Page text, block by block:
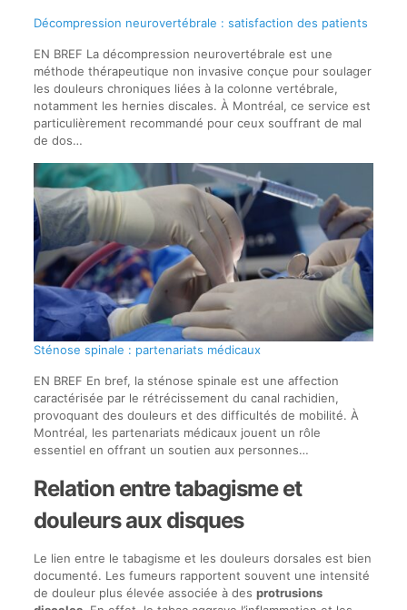
Décompression neurovertébrale : satisfaction des patients
EN BREF La décompression neurovertébrale est une
méthode thérapeutique non invasive conçue pour soulager
les douleurs chroniques liées à la colonne vertébrale,
notamment les hernies discales. À Montréal, ce service est
particulièrement recommandé pour ceux souffrant de mal
de dos…
Sténose spinale : partenariats médicaux
EN BREF En bref, la sténose spinale est une affection
caractérisée par le rétrécissement du canal rachidien,
provoquant des douleurs et des difficultés de mobilité. À
Montréal, les partenariats médicaux jouent un rôle
essentiel en offrant un soutien aux personnes…
Relation entre tabagisme et
douleurs aux disques
Le lien entre le tabagisme et les douleurs dorsales est bien
documenté. Les fumeurs rapportent souvent une intensité
de douleur plus élevée associée à des protrusions